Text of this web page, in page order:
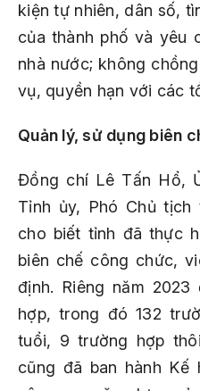
kiện tự nhiên, dân số,
của thành phố và yêu
nhà nước; không
vụ, quyền hạn với các
Quản lý, sử dụng biên
Đồng chí Lê Tấn Hổ,
Tỉnh ủy, Phó Chủ
cho biết tỉnh đã thực
biên chế công chức,
định. Riêng năm
hợp, trong đó 132
tuổi, 9 trường hợp
cũng đã ban hành Kế